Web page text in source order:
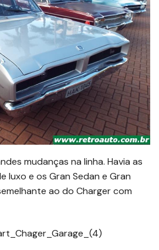
mudanças na linha. Havia as
luxo e os Gran Sedan e Gran
ao do Charger com